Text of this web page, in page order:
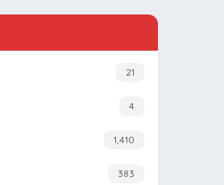
21
4
1,410
383